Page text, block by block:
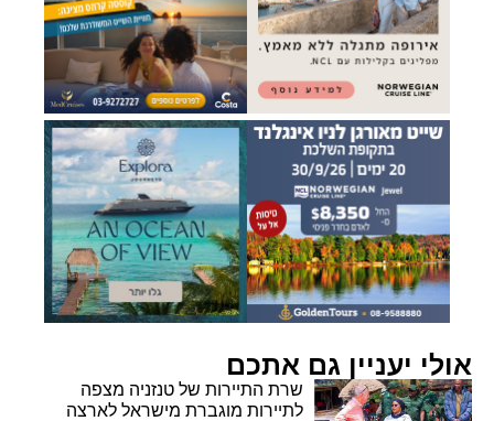
אולי יעניין גם אתכם
שרת התיירות של טנזניה מצפה
לתיירות מוגברת מישראל לארצה